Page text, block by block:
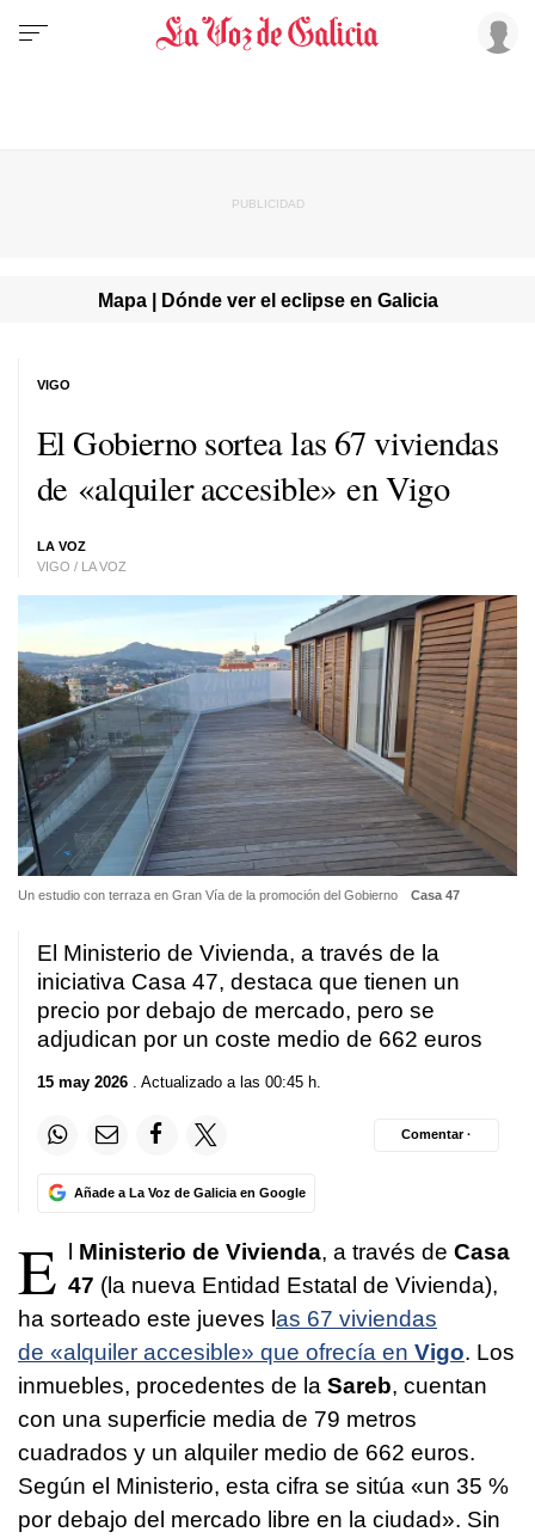
Mapa | Dónde ver el eclipse en Galicia
El Gobierno sortea las 67 viviendas
de «alquiler accesible» en Vigo
LA VOZ
VIGO / LA VOZ
VIGO
Un estudio con terraza en Gran Vía de la promoción del Gobierno Casa 47
El Ministerio de Vivienda, a través de la
iniciativa Casa 47, destaca que tienen un
precio por debajo de mercado, pero se
adjudican por un coste medio de 662 euros
15 may 2026 . Actualizado a las 00:45 h.
Añade a La Voz de Galicia en Google
Comentar ·
E l Ministerio de Vivienda, a través de Casa
47 (la nueva Entidad Estatal de Vivienda),
ha sorteado este jueves las 67 viviendas
de «alquiler accesible» que ofrecía en Vigo. Los
inmuebles, procedentes de la Sareb, cuentan
con una superficie media de 79 metros
cuadrados y un alquiler medio de 662 euros.
Según el Ministerio, esta cifra se sitúa «un 35 %
por debajo del mercado libre en la ciudad». Sin